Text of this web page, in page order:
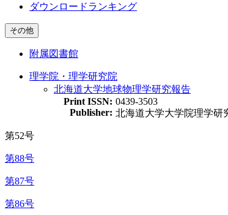
ダウンロードランキング
その他
附属図書館
理学院・理学研究院
北海道大学地球物理学研究報告
Print ISSN: 0439-3503
Publisher: 北海道大学大学院理学研
第52号
第88号
第87号
第86号